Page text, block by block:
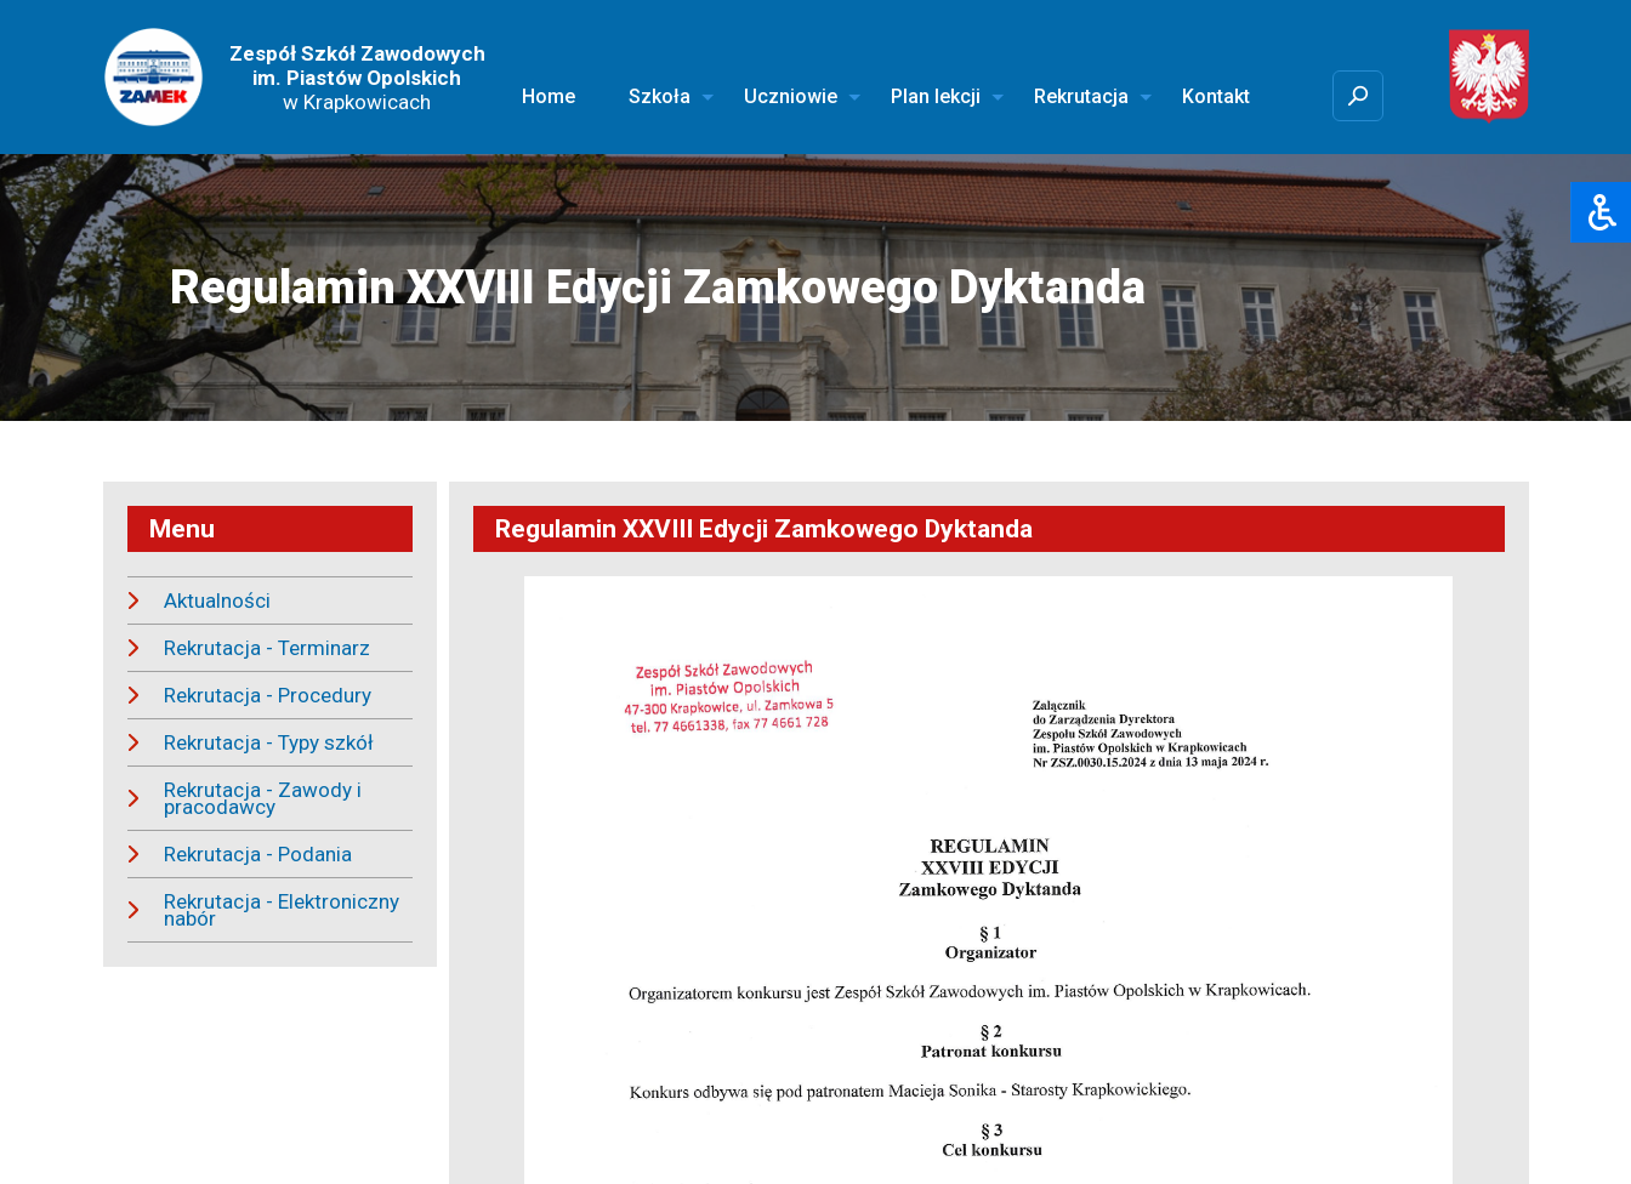
Zespół Szkół Zawodowych
im. Piastów Opolskich
w Krapkowicach
Home Szkoła Uczniowie Plan lekcji Rekrutacja Kontakt
Regulamin XXVIII Edycji Zamkowego Dyktanda
Menu
Aktualności
Rekrutacja - Terminarz
Rekrutacja - Procedury
Rekrutacja - Typy szkół
Rekrutacja - Zawody i
pracodawcy
Rekrutacja - Podania
Rekrutacja - Elektroniczny
nabór
Regulamin XXVIII Edycji Zamkowego Dyktanda